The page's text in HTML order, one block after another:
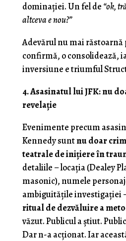
dominației. Un fel de “ok,
altceva e nou?”
Adevărul nu mai răstoarnă
confirmă, o consolidează,
inversiune e triumful
4. Asasinatul lui JFK: nu
revelație
Evenimente precum
Kennedy suntnu doar
teatrale de inițiere în
detaliile – locația (Dealey
masonic), numele
ambiguitățile investigației
ritual de dezvăluire a
văzut. Publicul a știut.
Dar n-a acționat. Iar